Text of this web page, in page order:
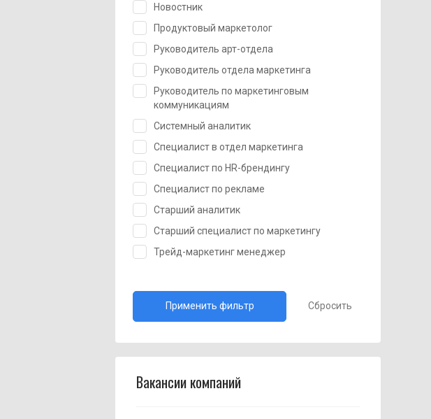
Новостник
Продуктовый маркетолог
Руководитель арт-отдела
Руководитель отдела маркетинга
Руководитель по маркетинговым
коммуникациям
Системный аналитик
Специалист в отдел маркетинга
Специалист по HR-брендингу
Специалист по рекламе
Старший аналитик
Старший специалист по маркетингу
Трейд-маркетинг менеджер
Сбросить
Вакансии компаний